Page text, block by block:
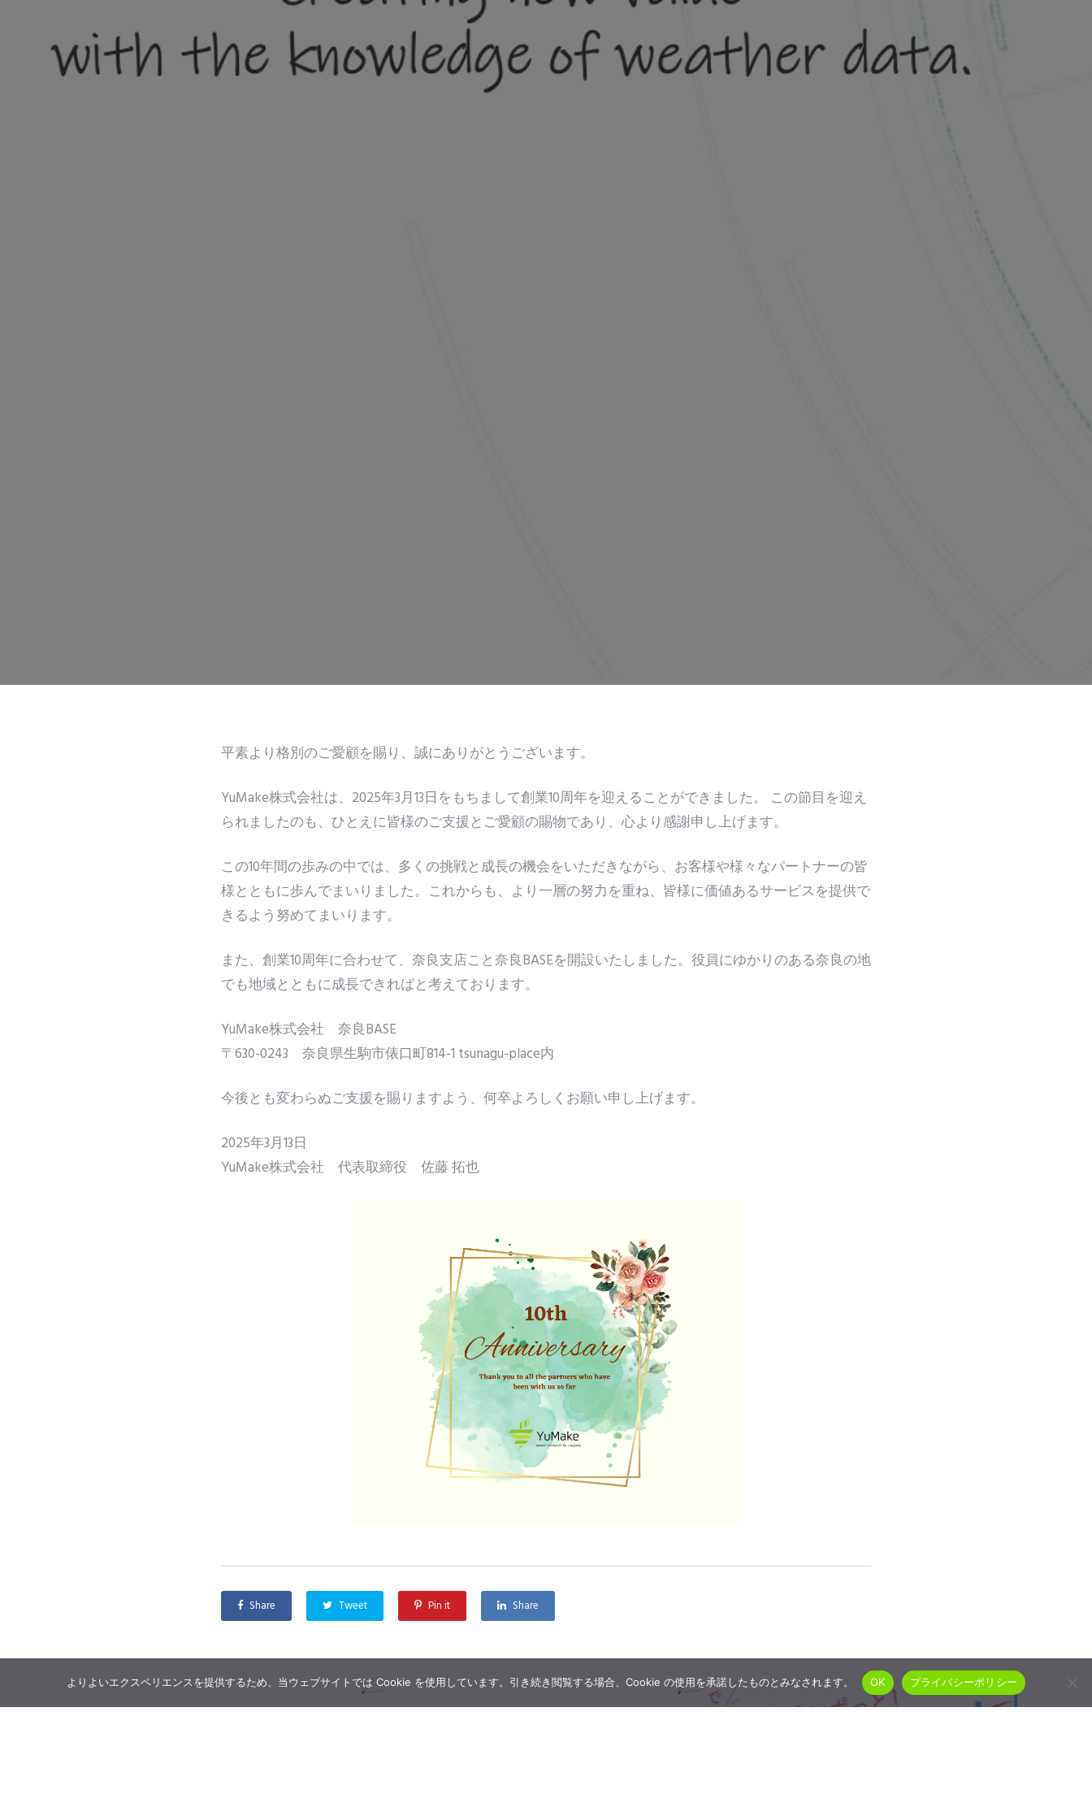
平素より格別のご愛顧を賜り、誠にありがとうございます。
YuMake株式会社は、2025年3月13日をもちまして創業10周年を迎えることができました。 この節目を迎え
られましたのも、ひとえに皆様のご支援とご愛顧の賜物であり、心より感謝申し上げます。
この10年間の歩みの中では、多くの挑戦と成長の機会をいただきながら、お客様や様々なパートナーの皆
様とともに歩んでまいりました。これからも、より一層の努力を重ね、皆様に価値あるサービスを提供で
きるよう努めてまいります。
また、創業10周年に合わせて、奈良支店こと奈良BASEを開設いたしました。役員にゆかりのある奈良の地
でも地域とともに成長できればと考えております。
YuMake株式会社 奈良BASE
〒630-0243 奈良県生駒市俵口町814-1 tsunagu-place内
今後とも変わらぬご支援を賜りますよう、何卒よろしくお願い申し上げます。
2025年3月13日
YuMake株式会社 代表取締役 佐藤 拓也
Share Tweet Pin it Share
よりよいエクスペリエンスを提供するため、当ウェブサイトでは Cookie を使用しています。引き続き閲覧する場合、Cookie の使用を承諾したものとみなされます。 OK プライバシーポリシー